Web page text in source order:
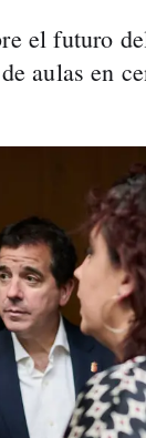
el futuro
aulas en